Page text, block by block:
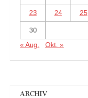
23 24 25
30
« Aug.
Okt. »
ARCHIV